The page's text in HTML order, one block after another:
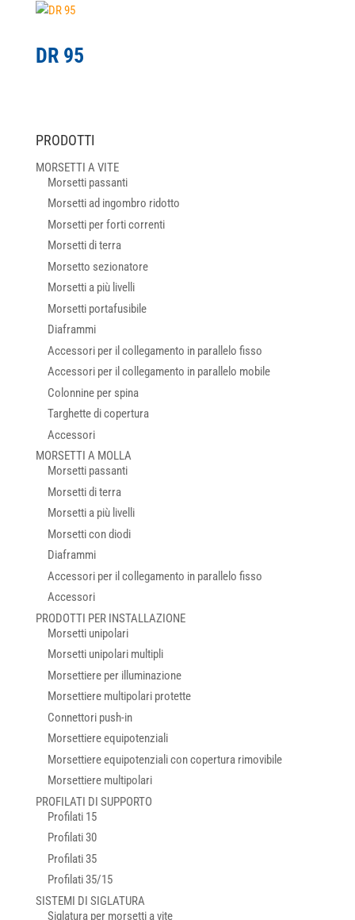
DR 95
PRODOTTI
MORSETTI A VITE
Morsetti passanti
Morsetti ad ingombro ridotto
Morsetti per forti correnti
Morsetti di terra
Morsetto sezionatore
Morsetti a più livelli
Morsetti portafusibile
Diaframmi
Accessori per il collegamento in parallelo fisso
Accessori per il collegamento in parallelo mobile
Colonnine per spina
Targhette di copertura
Accessori
MORSETTI A MOLLA
Morsetti passanti
Morsetti di terra
Morsetti a più livelli
Morsetti con diodi
Diaframmi
Accessori per il collegamento in parallelo fisso
Accessori
PRODOTTI PER INSTALLAZIONE
Morsetti unipolari
Morsetti unipolari multipli
Morsettiere per illuminazione
Morsettiere multipolari protette
Connettori push-in
Morsettiere equipotenziali
Morsettiere equipotenziali con copertura rimovibile
Morsettiere multipolari
PROFILATI DI SUPPORTO
Profilati 15
Profilati 30
Profilati 35
Profilati 35/15
SISTEMI DI SIGLATURA
Siglatura per morsetti a vite